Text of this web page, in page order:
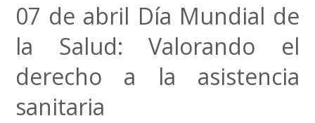
07 de abril Día Mundial de
la Salud: Valorando el
derecho a la asistencia
sanitaria